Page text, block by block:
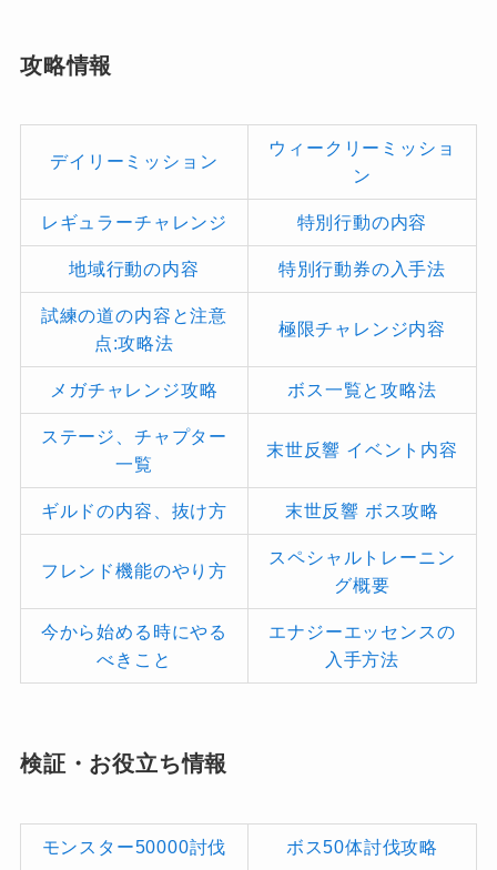
攻略情報
デイリーミッション
ウィークリーミッショ
ン
レギュラーチャレンジ 特別行動の内容
地域行動の内容 特別行動券の入手法
試練の道の内容と注意
点:攻略法
極限チャレンジ内容
メガチャレンジ攻略 ボス一覧と攻略法
ステージ、チャプター
一覧
末世反響 イベント内容
ギルドの内容、抜け方 末世反響 ボス攻略
フレンド機能のやり方
スペシャルトレーニン
グ概要
今から始める時にやる
べきこと
エナジーエッセンスの
入手方法
検証・お役立ち情報
モンスター50000討伐 ボス50体討伐攻略